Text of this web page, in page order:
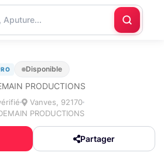
Disponible
PRODUCTIONS
Vanves, 92170
PRODUCTIONS
Partager